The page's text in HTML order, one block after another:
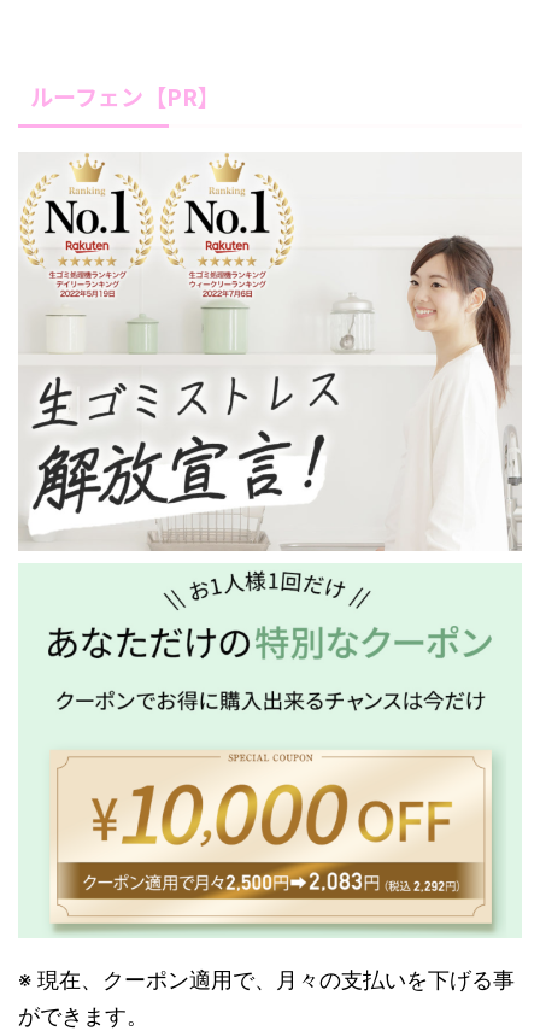
ルーフェン【PR】
※ 現在、クーポン適用で、月々の支払いを下げる事
ができます。